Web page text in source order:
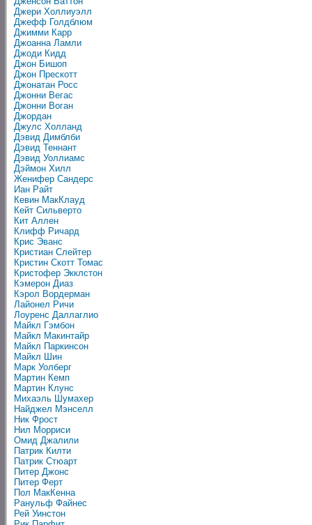
Джери Холлиуэлл
Джефф Голдблюм
Джимми Карр
Джоанна Ламли
Джоди Кидд
Джон Бишоп
Джон Прескотт
Джонатан Росс
Джонни Вегас
Джонни Воган
Джордан
Джулс Холланд
Дэвид Димблби
Дэвид Теннант
Дэвид Уоллиамс
Дэймон Хилл
Женифер Сандерс
Иан Райт
Кевин МакКлауд
Кейт Сильверто
Кит Аллен
Клифф Ричард
Крис Эванс
Кристиан Слейтер
Кристин Скотт Томас
Кристофер Экклстон
Кэмерон Диаз
Кэрол Вордерман
Лайонел Ричи
Лоуренс Даллаглио
Майкл Гэмбон
Майкл Макинтайр
Майкл Паркинсон
Майкл Шин
Марк Уолберг
Мартин Кемп
Мартин Клунс
Михаэль Шумахер
Найджел Мэнселл
Ник Фрост
Нил Морриси
Омид Джалили
Патрик Килти
Патрик Стюарт
Питер Джонс
Питер Ферт
Пол МакКенна
Ранульф Файнес
Рей Уинстон